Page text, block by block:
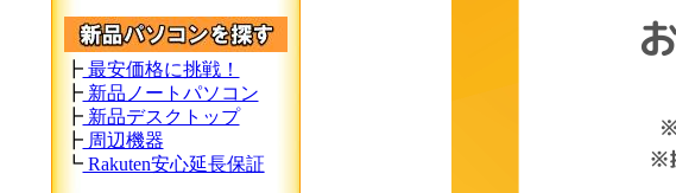
┣最安価格に挑戦！
┣新品ノートパソコン
┣新品デスクトップ
┣周辺機器
┗Rakuten安心延長保証